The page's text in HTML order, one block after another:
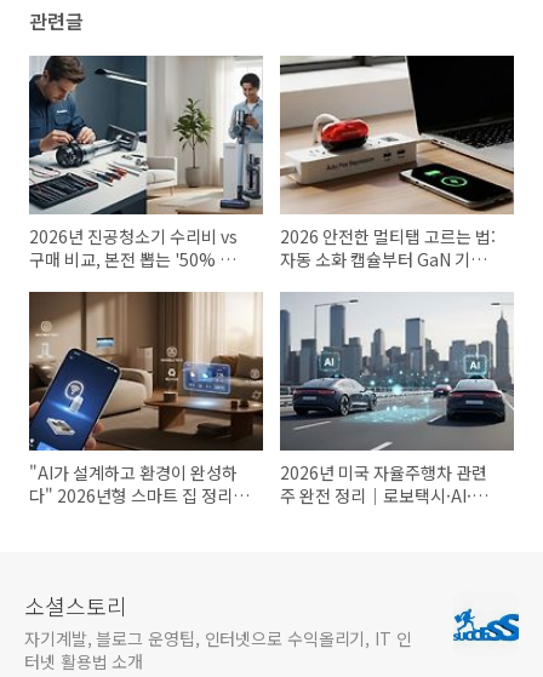
관련글
2026년 진공청소기 수리비 vs
구매 비교, 본전 뽑는 '50% 결정
2026 안전한 멀티탭 고르는 법:
자동 소화 캡슐부터 GaN 기술까
"AI가 설계하고 환경이 완성하
다" 2026년형 스마트 집 정리 5
2026년 미국 자율주행차 관련
주 완전 정리｜로보택시·AI·반
소셜스토리
자기계발, 블로그 운영팁, 인터넷으로 수익올리기, IT 인
터넷 활용법 소개